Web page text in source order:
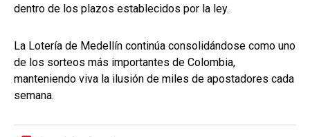
dentro de los plazos establecidos por la ley.
La Lotería de Medellín continúa consolidándose como uno
de los sorteos más importantes de Colombia,
manteniendo viva la ilusión de miles de apostadores cada
semana.